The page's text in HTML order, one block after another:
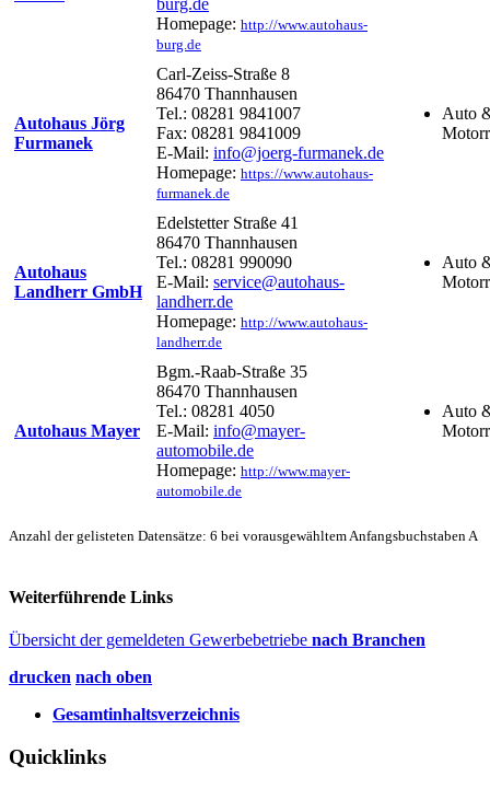
Homepage: http://www.autohaus-
burg.de
Autohaus Jörg
Furmanek
Carl-Zeiss-Straße 8
86470 Thannhausen
Tel.: 08281 9841007
Fax: 08281 9841009
E-Mail: info@joerg-furmanek.de
Homepage: https://www.autohaus-
furmanek.de
Auto
Autohaus
Landherr GmbH
Edelstetter Straße 41
86470 Thannhausen
Tel.: 08281 990090
E-Mail: service@autohaus-
landherr.de
Homepage: http://www.autohaus-
landherr.de
Auto
Autohaus Mayer
Bgm.-Raab-Straße 35
86470 Thannhausen
Tel.: 08281 4050
E-Mail: info@mayer-
automobile.de
Homepage: http://www.mayer-
automobile.de
Auto
Anzahl der gelisteten Datensätze: 6 bei vorausgewähltem Anfangsbuchstaben A
Weiterführende Links
Übersicht der gemeldeten Gewerbebetriebe nach Branchen
drucken nach oben
Gesamtinhaltsverzeichnis
Quicklinks